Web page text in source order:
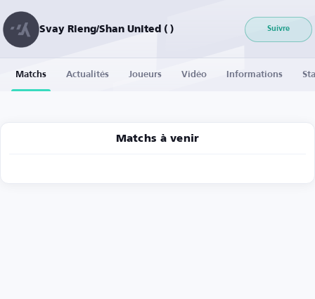
Svay Rieng/Shan United ( ) Suivre
Matchs Actualités Joueurs Vidéo Informations
Matchs à venir